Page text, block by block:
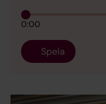
0:00
Spela